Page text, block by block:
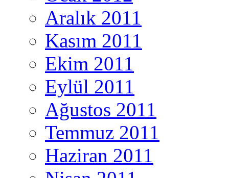
Aralık 2011
Kasım 2011
Ekim 2011
Eylül 2011
Ağustos 2011
Temmuz 2011
Haziran 2011